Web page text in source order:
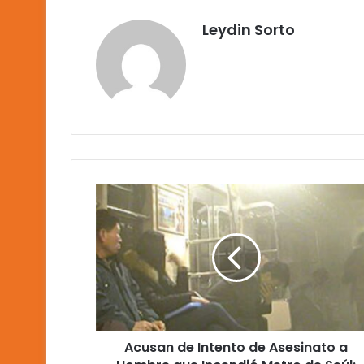
Leydin Sorto
Acusan
de
Intento
de
Asesinato
a
Hombre
que
Incendió
MetroAcusan de Intento de Asesinato a